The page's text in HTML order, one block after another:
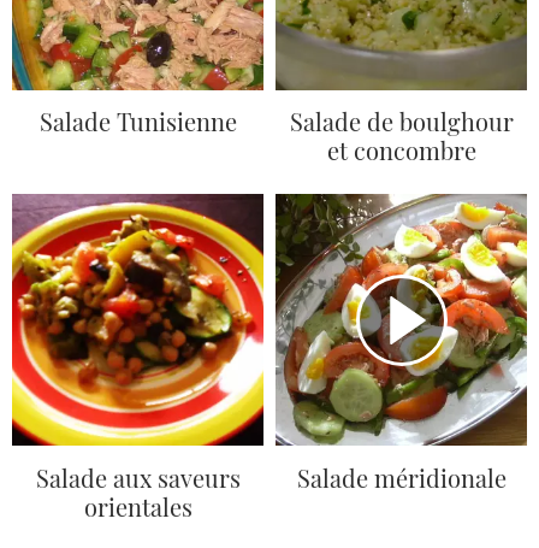
Salade Tunisienne
Salade de boulghour
et concombre
Salade aux saveurs
orientales
Salade méridionale